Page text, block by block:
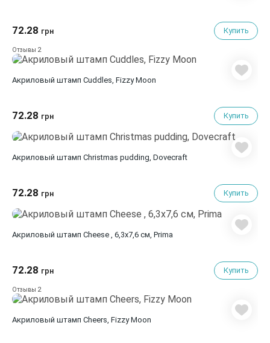
72.28 грн Купить
Отзывы 2
Акриловый штамп Cuddles, Fizzy Moon
72.28 грн Купить
Акриловый штамп Christmas pudding, Dovecraft
72.28 грн Купить
Акриловый штамп Cheese , 6,3х7,6 см, Prima
72.28 грн Купить
Отзывы 2
Акриловый штамп Cheers, Fizzy Moon